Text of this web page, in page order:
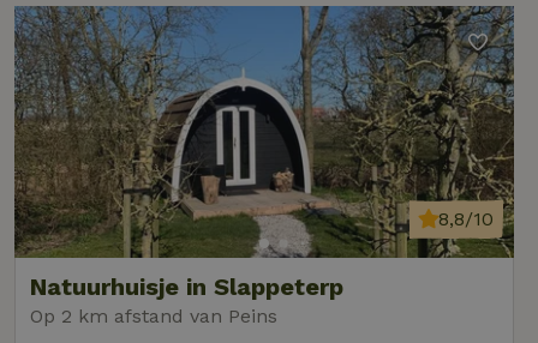
Natuurhuisje in Slappeterp
Op 2 km afstand van Peins
8,8/10